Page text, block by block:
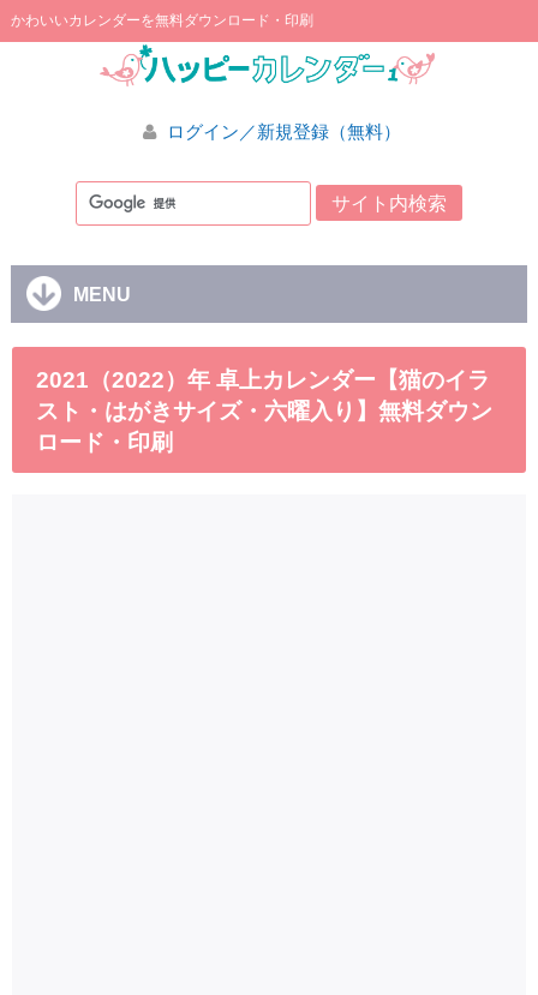
かわいいカレンダーを無料ダウンロード・印刷
ログイン／新規登録（無料）
MENU
2021（2022）年 卓上カレンダー【猫のイラ
スト・はがきサイズ・六曜入り】無料ダウン
ロード・印刷